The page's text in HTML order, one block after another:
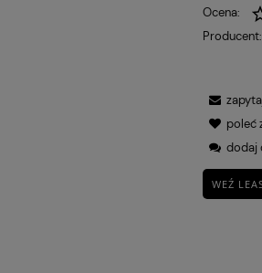
Ocena:
Producent:
poleć
dodaj
WEŹ